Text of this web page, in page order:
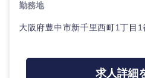
勤務地
大阪府豊中市新千里西町1丁目1
求人詳細